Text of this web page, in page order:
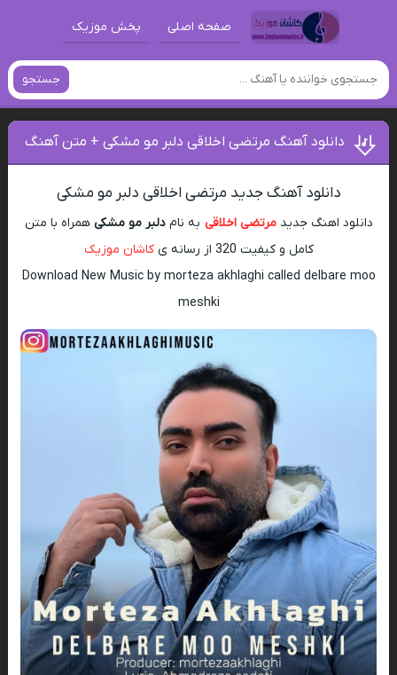
صفحه اصلی پخش موزیک
جستجو
دانلود آهنگ مرتضی اخلاقی دلبر مو مشکی + متن آهنگ
دانلود آهنگ جدید مرتضی اخلاقی دلبر مو مشکی
دانلود اهنگ جدیدمرتضی اخلاقی به نامدلبر مو مشکی همراه با متن
کامل و کیفیت 320 از رسانه ی
کاشان موزیک
Download New Music by morteza akhlaghi called delbare moo
meshki